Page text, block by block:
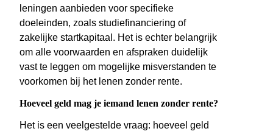
leningen aanbieden voor specifieke
doeleinden, zoals studiefinanciering of
zakelijke startkapitaal. Het is echter belangrijk
om alle voorwaarden en afspraken duidelijk
vast te leggen om mogelijke misverstanden te
voorkomen bij het lenen zonder rente.
Hoeveel geld mag je iemand lenen zonder rente?
Het is een veelgestelde vraag: hoeveel geld